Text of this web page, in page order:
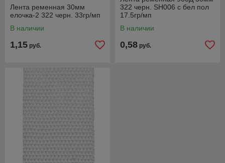
Лента ременная 30мм
елочка-2 322 черн. 33гр/мп
В наличии
1,15 руб.
322 черн. SH006 с бел пол
17.5гр/мп
В наличии
0,58 руб.